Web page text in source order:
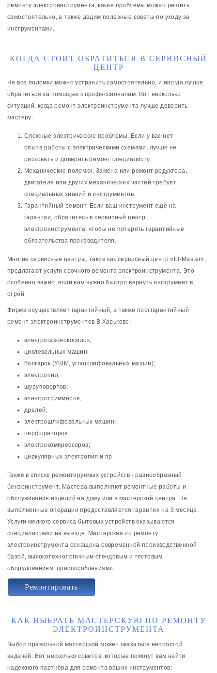
ремонту электроинструмента, какие проблемы можно решить
самостоятельно, а также дадим полезные советы по уходу за
инструментами.
КОГДА СТОИТ ОБРАТИТЬСЯ В СЕРВИСНЫЙ
ЦЕНТР
Не все поломки можно устранить самостоятельно, и иногда лучше
обратиться за помощью к профессионалам. Вот несколько
ситуаций, когда ремонт электроинструмента лучше доверить
мастеру:
Сложные электрические проблемы. Если у вас нет
опыта работы с электрическими схемами, лучше не
рисковать и доверить ремонт специалисту.
Механические поломки. Замена или ремонт редуктора,
двигателя или других механических частей требует
специальных знаний и инструментов.
Гарантийный ремонт. Если ваш инструмент ещё на
гарантии, обратитесь в сервисный центр
электроинструмента, чтобы не потерять гарантийные
обязательства производителя.
Многие сервисные центры, такие как сервисный центр «El-Master»,
предлагают услуги срочного ремонта электроинструмента. Это
особенно важно, если вам нужно быстро вернуть инструмент в
строй.
Фирма осуществляет гарантийный, а также постгарантийный
ремонт электроинструментов В Харькове:
электрогазонокосилок;
циклевальных машин;
болгарок (УШМ, углошлифовальных машин);
электропил;
шуруповертов;
электротриммеров;
дрелей;
электрошлифовальных машин;
перфораторов
электрокомпрессоров;
циркулярных электропил и пр.
Также в списке ремонтируемых устройств - разнообразный
бензоинструмент. Мастера выполняют ремонтные работы и
обслуживание изделий на дому или в мастерской центра. На
выполненные операции предоставляется гарантия на 3 месяца.
Услуги мелкого сервиса бытовых устройств оказываются
специалистами на выезде. Мастерская по ремонту
электроинструмента оснащена современной производственной
базой, высокотехнологичным стендовым и тестовым
оборудованием, приспособлениями.
Ремонтировать
КАК ВЫБРАТЬ МАСТЕРСКУЮ ПО РЕМОНТУ
ЭЛЕКТРОИНСТРУМЕНТА
Выбор правильной мастерской может оказаться непростой
задачей. Вот несколько советов, которые помогут вам найти
надёжного партнёра для ремонта ваших инструментов: